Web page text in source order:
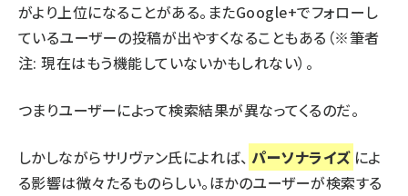
がより上位になることがある。またGoogle+でフォローし
ているユーザーの投稿が出やすくなることもある（※筆者
注: 現在はもう機能していないかもしれない）。
つまりユーザーによって検索結果が異なってくるのだ。
しかしながらサリヴァン氏によれば、 パーソナライズ によ
る影響は微々たるものらしい。ほかのユーザーが検索する